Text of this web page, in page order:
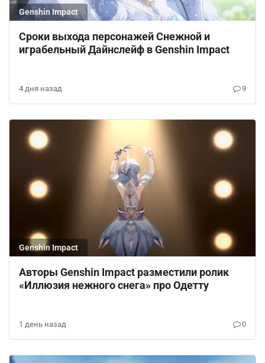
Genshin Impact
Сроки выхода персонажей Снежной и
играбельный Дайнслейф в Genshin Impact
4 дня назад 9
Genshin Impact
Авторы Genshin Impact разместили ролик
«Иллюзия нежного снега» про Одетту
1 день назад 0